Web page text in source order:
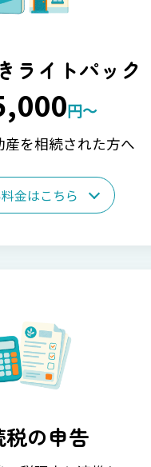
ライトパック
円～
を相続された方へ
金はこちら
の申告